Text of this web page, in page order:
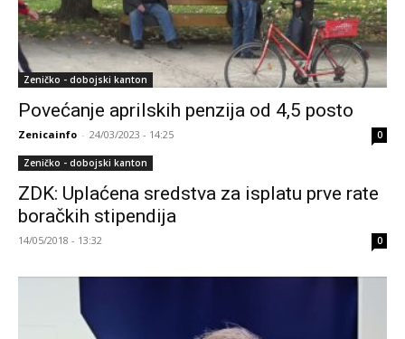
Zeničko - dobojski kanton
Povećanje aprilskih penzija od 4,5 posto
Zenicainfo - 24/03/2023 - 14:25 0
Zeničko - dobojski kanton
ZDK: Uplaćena sredstva za isplatu prve rate
boračkih stipendija
14/05/2018 - 13:32 0